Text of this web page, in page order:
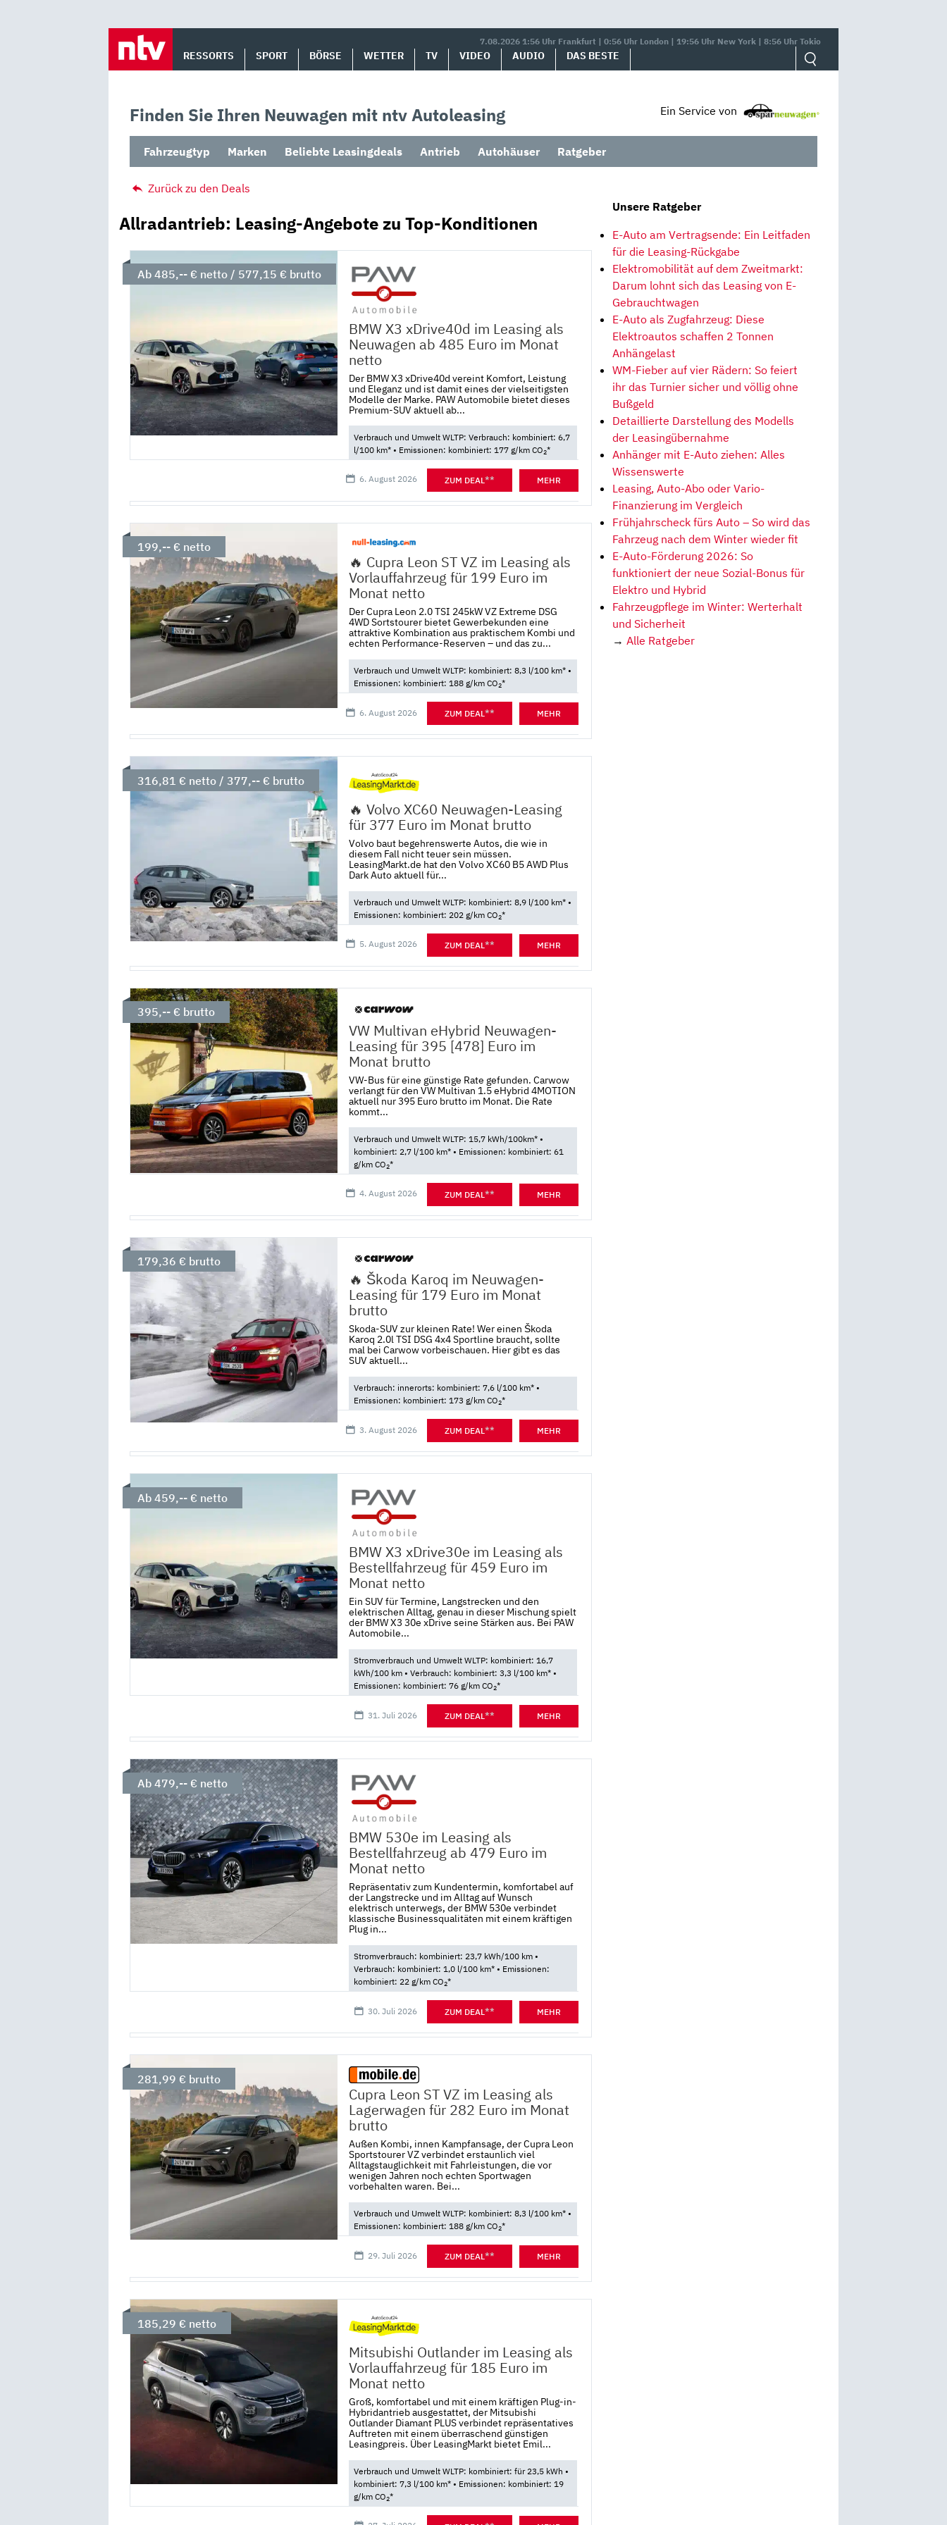
7.08.2026 1:56 Uhr Frankfurt | 0:56 Uhr London | 19:56 Uhr New York | 8:56 Uhr Tokio
RESSORTS SPORT BÖRSE WETTER TV VIDEO AUDIO DAS BESTE
Finden Sie Ihren Neuwagen mit ntv Autoleasing Ein Service von
Fahrzeugtyp Marken Beliebte Leasingdeals Antrieb Autohäuser Ratgeber
Zurück zu den Deals
Allradantrieb: Leasing-Angebote zu Top-Konditionen
BMW X3 xDrive40d im Leasing als
Neuwagen ab 485 Euro im Monat
netto
Der BMW X3 xDrive40d vereint Komfort, Leistung
und Eleganz und ist damit eines der vielseitigsten
Modelle der Marke. PAW Automobile bietet dieses
Premium-SUV aktuell ab...
Verbrauch und Umwelt WLTP: Verbrauch: kombiniert: 6,7
l/100 km* • Emissionen: kombiniert: 177 g/km CO2*
6. August 2026 ZUM DEAL** MEHR
Ab 485,-- € netto / 577,15 € brutto
🔥 Cupra Leon ST VZ im Leasing als
Vorlauffahrzeug für 199 Euro im
Monat netto
Der Cupra Leon 2.0 TSI 245kW VZ Extreme DSG
4WD Sortstourer bietet Gewerbekunden eine
attraktive Kombination aus praktischem Kombi und
echten Performance-Reserven – und das zu...
Verbrauch und Umwelt WLTP: kombiniert: 8,3 l/100 km* •
Emissionen: kombiniert: 188 g/km CO2*
6. August 2026 ZUM DEAL** MEHR
199,-- € netto
🔥 Volvo XC60 Neuwagen-Leasing
für 377 Euro im Monat brutto
Volvo baut begehrenswerte Autos, die wie in
diesem Fall nicht teuer sein müssen.
LeasingMarkt.de hat den Volvo XC60 B5 AWD Plus
Dark Auto aktuell für...
Verbrauch und Umwelt WLTP: kombiniert: 8,9 l/100 km* •
Emissionen: kombiniert: 202 g/km CO2*
5. August 2026 ZUM DEAL** MEHR
316,81 € netto / 377,-- € brutto
VW Multivan eHybrid Neuwagen-
Leasing für 395 [478] Euro im
Monat brutto
VW-Bus für eine günstige Rate gefunden. Carwow
verlangt für den VW Multivan 1.5 eHybrid 4MOTION
aktuell nur 395 Euro brutto im Monat. Die Rate
kommt...
Verbrauch und Umwelt WLTP: 15,7 kWh/100km* •
kombiniert: 2,7 l/100 km* • Emissionen: kombiniert: 61
g/km CO2*
4. August 2026 ZUM DEAL** MEHR
395,-- € brutto
🔥 Škoda Karoq im Neuwagen-
Leasing für 179 Euro im Monat
brutto
Skoda-SUV zur kleinen Rate! Wer einen Škoda
Karoq 2.0l TSI DSG 4x4 Sportline braucht, sollte
mal bei Carwow vorbeischauen. Hier gibt es das
SUV aktuell...
Verbrauch: innerorts: kombiniert: 7,6 l/100 km* •
Emissionen: kombiniert: 173 g/km CO2*
3. August 2026 ZUM DEAL** MEHR
179,36 € brutto
BMW X3 xDrive30e im Leasing als
Bestellfahrzeug für 459 Euro im
Monat netto
Ein SUV für Termine, Langstrecken und den
elektrischen Alltag, genau in dieser Mischung spielt
der BMW X3 30e xDrive seine Stärken aus. Bei PAW
Automobile...
Stromverbrauch und Umwelt WLTP: kombiniert: 16,7
kWh/100 km • Verbrauch: kombiniert: 3,3 l/100 km* •
Emissionen: kombiniert: 76 g/km CO2*
31. Juli 2026 ZUM DEAL** MEHR
Ab 459,-- € netto
BMW 530e im Leasing als
Bestellfahrzeug ab 479 Euro im
Monat netto
Repräsentativ zum Kundentermin, komfortabel auf
der Langstrecke und im Alltag auf Wunsch
elektrisch unterwegs, der BMW 530e verbindet
klassische Businessqualitäten mit einem kräftigen
Plug in...
Stromverbrauch: kombiniert: 23,7 kWh/100 km •
Verbrauch: kombiniert: 1,0 l/100 km* • Emissionen:
kombiniert: 22 g/km CO2*
30. Juli 2026 ZUM DEAL** MEHR
Ab 479,-- € netto
Cupra Leon ST VZ im Leasing als
Lagerwagen für 282 Euro im Monat
brutto
Außen Kombi, innen Kampfansage, der Cupra Leon
Sportstourer VZ verbindet erstaunlich viel
Alltagstauglichkeit mit Fahrleistungen, die vor
wenigen Jahren noch echten Sportwagen
vorbehalten waren. Bei...
Verbrauch und Umwelt WLTP: kombiniert: 8,3 l/100 km* •
Emissionen: kombiniert: 188 g/km CO2*
29. Juli 2026 ZUM DEAL** MEHR
281,99 € brutto
Mitsubishi Outlander im Leasing als
Vorlauffahrzeug für 185 Euro im
Monat netto
Groß, komfortabel und mit einem kräftigen Plug-in-
Hybridantrieb ausgestattet, der Mitsubishi
Outlander Diamant PLUS verbindet repräsentatives
Auftreten mit einem überraschend günstigen
Leasingpreis. Über LeasingMarkt bietet Emil...
Verbrauch und Umwelt WLTP: kombiniert: für 23,5 kWh •
kombiniert: 7,3 l/100 km* • Emissionen: kombiniert: 19
g/km CO2*
185,29 € netto
Unsere Ratgeber
E-Auto am Vertragsende: Ein Leitfaden
für die Leasing-Rückgabe
Elektromobilität auf dem Zweitmarkt:
Darum lohnt sich das Leasing von E-
Gebrauchtwagen
E-Auto als Zugfahrzeug: Diese
Elektroautos schaffen 2 Tonnen
Anhängelast
WM-Fieber auf vier Rädern: So feiert
ihr das Turnier sicher und völlig ohne
Bußgeld
Detaillierte Darstellung des Modells
der Leasingübernahme
Anhänger mit E-Auto ziehen: Alles
Wissenswerte
Leasing, Auto-Abo oder Vario-
Finanzierung im Vergleich
Frühjahrscheck fürs Auto – So wird das
Fahrzeug nach dem Winter wieder fit
E-Auto-Förderung 2026: So
funktioniert der neue Sozial-Bonus für
Elektro und Hybrid
Fahrzeugpflege im Winter: Werterhalt
und Sicherheit
→ Alle Ratgeber